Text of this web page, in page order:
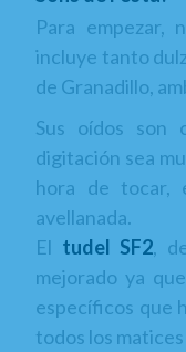
Para empezar,
incluye tanto
de Granadillo,
Sus oídos son
digitación sea
hora de tocar,
avellanada.
El tudel SF2,
mejorado ya
específicos que
todos los